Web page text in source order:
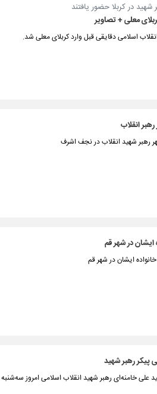
در کربلا حضور یافتند
معلی + تصاویر
اسلامی دقایقی قبل وارد کربلای معلی شد.
انقلاب
رهبر شهید انقلاب در نجف اشرف
در شهر قم
ایشان در شهر قم
پیکر رهبر شهید